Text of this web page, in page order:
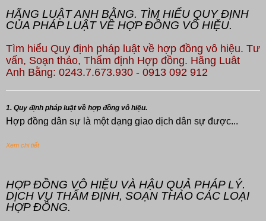
HÃNG LUẬT ANH BẰNG. TÌM HIỂU QUY ĐỊNH
CỦA PHÁP LUẬT VỀ HỢP ĐỒNG VÔ HIỆU.
Tìm hiểu Quy định pháp luật về hợp đồng vô hiệu. Tư
vấn, Soạn thảo, Thẩm định Hợp đồng. Hãng Luât
Anh Bằng: 0243.7.673.930 - 0913 092 912
1. Quy định pháp luật về hợp đồng vô hiệu.
Hợp đồng dân sự là một dạng giao dịch dân sự được...
Xem chi tiết
HỢP ĐỒNG VÔ HIỆU VÀ HẬU QUẢ PHÁP LÝ.
DỊCH VỤ THẨM ĐỊNH, SOẠN THẢO CÁC LOẠI
HỢP ĐỒNG.